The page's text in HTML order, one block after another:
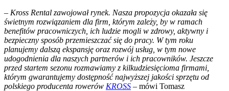
– Kross Rental zawojował rynek. Nasza propozycja okazała się
świetnym rozwiązaniem dla firm, którym zależy, by w ramach
benefitów pracowniczych, ich ludzie mogli w zdrowy, aktywny i
bezpieczny sposób przemieszczać się do pracy. W tym roku
planujemy dalszą ekspansję oraz rozwój usług, w tym nowe
udogodnienia dla naszych partnerów i ich pracowników. Jeszcze
przed startem sezonu rozmawiamy z kilkudziesięcioma firmami,
którym gwarantujemy dostępność najwyższej jakości sprzętu od
polskiego producenta rowerów KROSS – mówi Tomasz